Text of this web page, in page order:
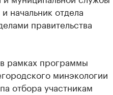
начальник отдела
правительства
рамках программы
минэкологии
отбора участникам